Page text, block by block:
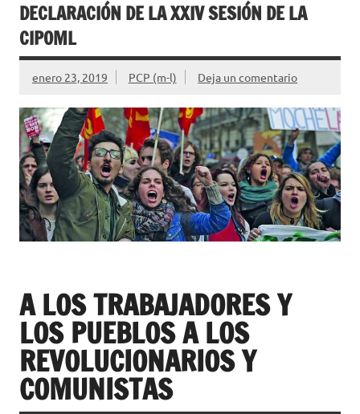
DECLARACIÓN DE LA XXIV SESIÓN DE LA
CIPOML
enero 23, 2019 PCP (m-l) Deja un comentario
A LOS TRABAJADORES Y
LOS PUEBLOS A LOS
REVOLUCIONARIOS Y
COMUNISTAS